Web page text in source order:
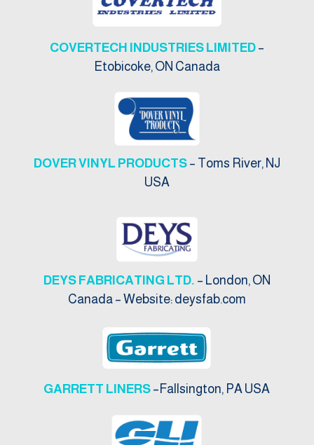
COVERTECH INDUSTRIES LIMITED–
Etobicoke, ON Canada
DOVER VINYL PRODUCTS– Toms River, NJ
USA
DEYS FABRICATING LTD. – London, ON
Canada – Website: deysfab.com
GARRETT LINERS –Fallsington, PA USA